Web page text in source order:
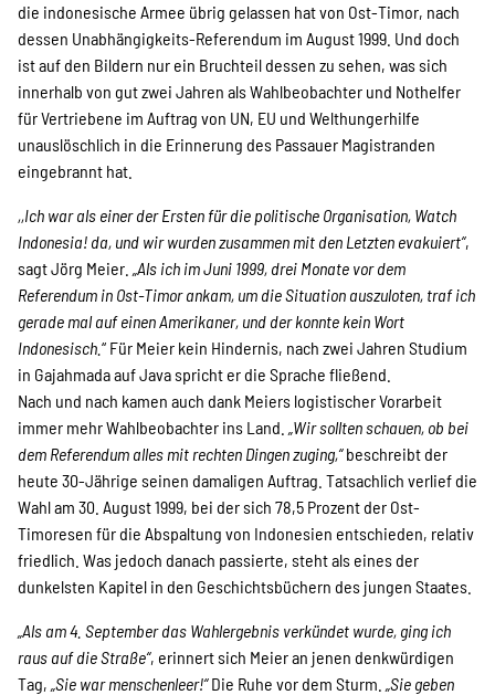
Werde Mitglied
Newsletter abonnieren
SPENDEN
Über uns
Transparenz
Kontakt
english
Indonesian
die indonesische Armee übrig gelassen hat von Ost-Timor, nach
dessen Unabhängigkeits-Referendum im August 1999. Und doch
ist auf den Bildern nur ein Bruchteil dessen zu sehen, was sich
innerhalb von gut zwei Jahren als Wahlbeobachter und Nothelfer
für Vertriebene im Auftrag von UN, EU und Welthungerhilfe
unauslöschlich in die Erinnerung des Passauer Magistranden
eingebrannt hat.
,,Ich war als einer der Ersten für die politische Organisation, Watch
Indonesia! da, und wir wurden zusammen mit den Letzten evakuiert“,
sagt Jörg Meier. „Als ich im Juni 1999, drei Monate vor dem
Referendum in Ost-Timor ankam, um die Situation auszuloten, traf ich
gerade mal auf einen Amerikaner, und der konnte kein Wort
Indonesisch. “ Für Meier kein Hindernis, nach zwei Jahren Studium
in Gajahmada auf Java spricht er die Sprache fließend.
Nach und nach kamen auch dank Meiers logistischer Vorarbeit
immer mehr Wahlbeobachter ins Land. „Wir sollten schauen, ob bei
dem Referendum alles mit rechten Dingen zuging,“beschreibt der
heute 30-Jährige seinen damaligen Auftrag. Tatsachlich verlief die
Wahl am 30. August 1999, bei der sich 78,5 Prozent der Ost-
Timoresen für die Abspaltung von Indonesien entschieden, relativ
friedlich. Was jedoch danach passierte, steht als eines der
dunkelsten Kapitel in den Geschichtsbüchern des jungen Staates.
„Als am 4. September das Wahlergebnis verkündet wurde, ging ich
raus auf die Straße“, erinnert sich Meier an jenen denkwürdigen
Tag, „Sie war menschenleer!“Die Ruhe vor dem Sturm. „Sie geben